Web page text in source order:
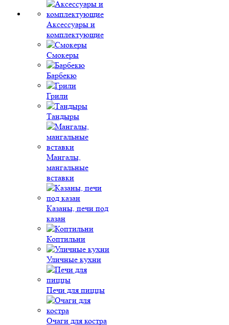
Аксессуары и
комплектующие
Смокеры
Барбекю
Грили
Тандыры
Мангалы,
мангальные
вставки
Казаны, печи под
казан
Коптильни
Уличные кухни
Печи для пиццы
Очаги для костра